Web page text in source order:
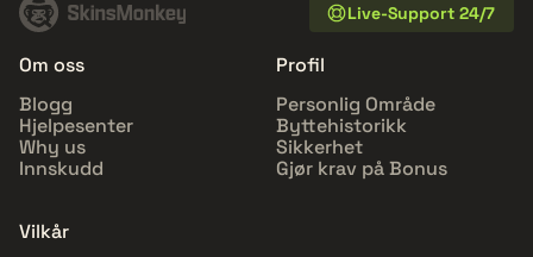
Live-Support 24/7
Om oss
Blogg
Hjelpesenter
Why us
Innskudd
Profil
Personlig Område
Byttehistorikk
Sikkerhet
Gjør krav på Bonus
Vilkår